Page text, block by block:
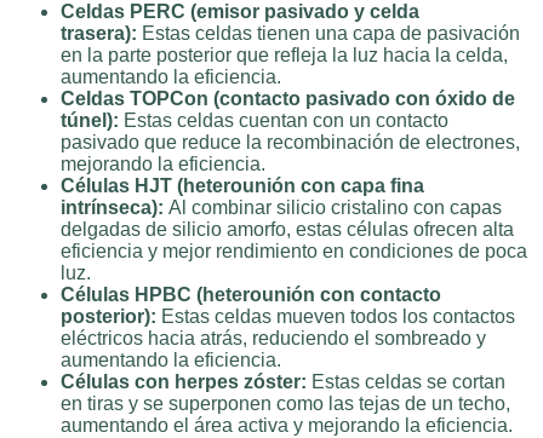
Celdas PERC (emisor pasivado y celda
trasera): Estas celdas tienen una capa de pasivación
en la parte posterior que refleja la luz hacia la celda,
aumentando la eficiencia.
Celdas TOPCon (contacto pasivado con óxido de
túnel): Estas celdas cuentan con un contacto
pasivado que reduce la recombinación de electrones,
mejorando la eficiencia.
Células HJT (heterounión con capa fina
intrínseca): Al combinar silicio cristalino con capas
delgadas de silicio amorfo, estas células ofrecen alta
eficiencia y mejor rendimiento en condiciones de poca
luz.
Células HPBC (heterounión con contacto
posterior): Estas celdas mueven todos los contactos
eléctricos hacia atrás, reduciendo el sombreado y
aumentando la eficiencia.
Células con herpes zóster: Estas celdas se cortan
en tiras y se superponen como las tejas de un techo,
aumentando el área activa y mejorando la eficiencia.